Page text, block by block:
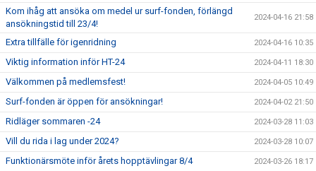
Kom ihåg att ansöka om medel ur surf-fonden, förlängd
ansökningstid till 23/4!
2024-04-16 21:58
Extra tillfälle för igenridning 2024-04-16 10:35
Viktig information inför HT-24 2024-04-11 18:30
Välkommen på medlemsfest! 2024-04-05 10:49
Surf-fonden är öppen för ansökningar! 2024-04-02 21:50
Ridläger sommaren -24 2024-03-28 11:03
Vill du rida i lag under 2024? 2024-03-28 10:07
Funktionärsmöte inför årets hopptävlingar 8/4 2024-03-26 18:17